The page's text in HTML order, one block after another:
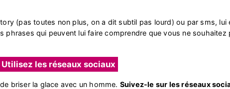
(pas toutes non plus, on a dit subtil pas lourd) ou par sms, lui
phrases qui peuvent lui faire comprendre que vous ne souhaitez
Utilisez les réseaux sociaux
briser la glace avec un homme. Suivez-le sur les réseaux